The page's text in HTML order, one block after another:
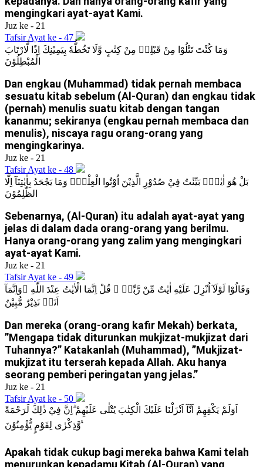
mengingkari ayat-ayat Kami.
Juz ke - 21
Tafsir Ayat ke - 47
وَمَا كُنْتَ تَتْلُوْا مِنْ قَبْلِهٖ مِنْ كِتٰبٍ وَّلَا تَخُطُّهٗ بِيَمِيْنِكَ اِذًا لَّارْتَابَ
الْمُبْطِلُوْنَ
Dan engkau (Muhammad) tidak pernah membaca
sesuatu kitab sebelum (Al-Quran) dan engkau tidak
(pernah) menulis suatu kitab dengan tangan
kananmu; sekiranya (engkau pernah membaca dan
menulis), niscaya ragu orang-orang yang
mengingkarinya.
Juz ke - 21
Tafsir Ayat ke - 48
بَلْ هُوَ اٰيٰتٌۢ بَيِّنٰتٌ فِيْ صُدُوْرِ الَّذِيْنَ اُوْتُوا الْعِلْمَۗ وَمَا يَجْحَدُ بِاٰيٰتِنَآ اِلَّا
الظّٰلِمُوْنَ
Sebenarnya, (Al-Quran) itu adalah ayat-ayat yang
jelas di dalam dada orang-orang yang berilmu.
Hanya orang-orang yang zalim yang mengingkari
ayat-ayat Kami.
Juz ke - 21
Tafsir Ayat ke - 49
وَقَالُوْا لَوْلَآ اُنْزِلَ عَلَيْهِ اٰيٰتٌ مِّنْ رَّبِّهٖ ۗ قُلْ اِنَّمَا الْاٰيٰتُ عِنْدَ اللّٰهِ ۗوَاِنَّمَآ
اَنَا۠ نَذِيْرٌ مُّبِيْنٌ
Dan mereka (orang-orang kafir Mekah) berkata,
”Mengapa tidak diturunkan mukjizat-mukjizat dari
Tuhannya?” Katakanlah (Muhammad), ”Mukjizat-
mukjizat itu terserah kepada Allah. Aku hanya
seorang pemberi peringatan yang jelas.”
Juz ke - 21
Tafsir Ayat ke - 50
اَوَلَمْ يَكْفِهِمْ اَنَّآ اَنْزَلْنَا عَلَيْكَ الْكِتٰبَ يُتْلٰى عَلَيْهِمْ ۗاِنَّ فِيْ ذٰلِكَ لَرَحْمَةً
وَّذِكْرٰى لِقَوْمٍ يُّؤْمِنُوْنَ ࣖ
Apakah tidak cukup bagi mereka bahwa Kami telah
menurunkan kepadamu Kitab (Al-Quran) yang